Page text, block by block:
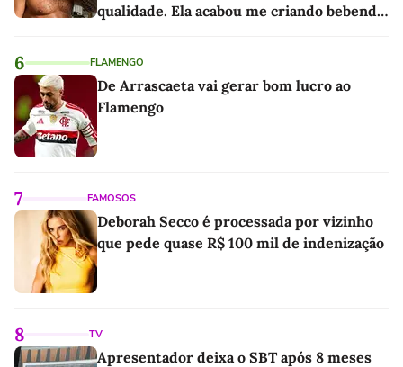
qualidade. Ela acabou me criando bebendo
6 FLAMENGO
De Arrascaeta vai gerar bom lucro ao
Flamengo
7 FAMOSOS
Deborah Secco é processada por vizinho
que pede quase R$ 100 mil de indenização
8 TV
Apresentador deixa o SBT após 8 meses